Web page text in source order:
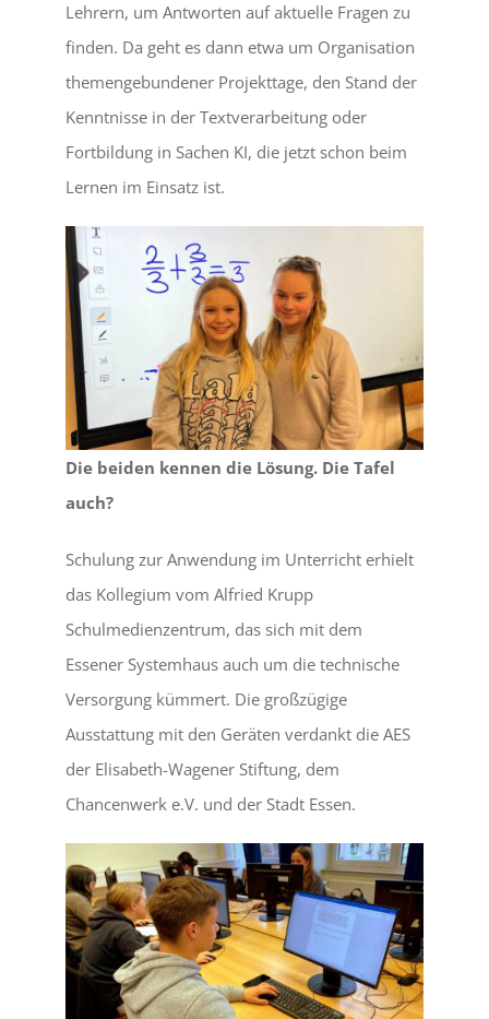
Lehrern, um Antworten auf aktuelle Fragen zu
finden. Da geht es dann etwa um Organisation
themengebundener Projekttage, den Stand der
Kenntnisse in der Textverarbeitung oder
Fortbildung in Sachen KI, die jetzt schon beim
Lernen im Einsatz ist.
Die beiden kennen die Lösung. Die Tafel
auch?
Schulung zur Anwendung im Unterricht erhielt
das Kollegium vom Alfried Krupp
Schulmedienzentrum, das sich mit dem
Essener Systemhaus auch um die technische
Versorgung kümmert. Die großzügige
Ausstattung mit den Geräten verdankt die AES
der Elisabeth-Wagener Stiftung, dem
Chancenwerk e.V. und der Stadt Essen.